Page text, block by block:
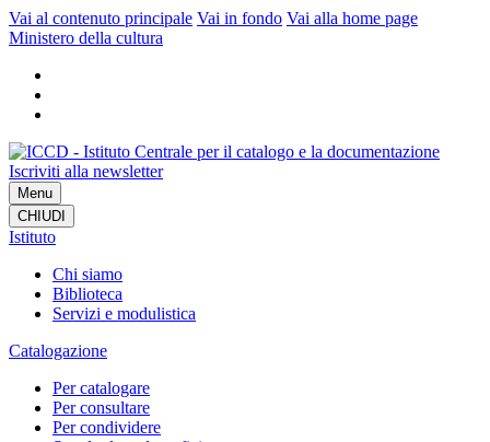
Vai al contenuto principale Vai in fondo Vai alla home page
Ministero della cultura
Iscriviti alla newsletter
Menu
CHIUDI
Istituto
Chi siamo
Biblioteca
Servizi e modulistica
Catalogazione
Per catalogare
Per consultare
Per condividere